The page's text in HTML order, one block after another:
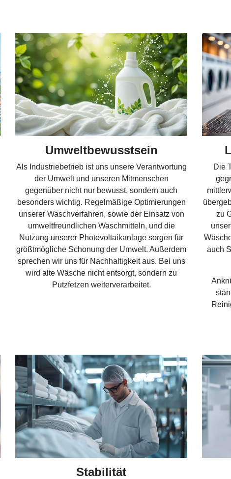
Umweltbewusstsein
Als Industriebetrieb ist uns unsere Verantwortung
der Umwelt und unseren Mitmenschen
gegenüber nicht nur bewusst, sondern auch
besonders wichtig. Regelmäßige Optimierungen
unserer Waschverfahren, sowie der Einsatz von
umweltfreundlichen Waschmitteln, und die
Nutzung unserer Photovoltaikanlage sorgen für
größtmögliche Schonung der Umwelt. Außerdem
sprechen wir uns für Nachhaltigkeit aus. Bei uns
wird alte Wäsche nicht entsorgt, sondern zu
Putzfetzen weiterverarbeitet.
Die
zu
auch
Stabilität